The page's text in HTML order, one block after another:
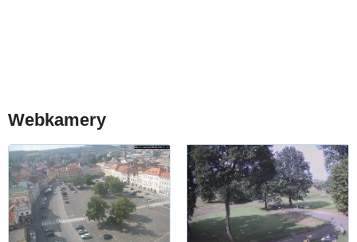
Webkamery